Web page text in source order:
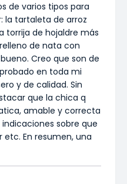
de varios tipos para
la tartaleta de arroz
torrija de hojaldre más
de nata con
Creo que son de
en toda mi
y de calidad. Sin
que la chica q
amable y correcta
sobre que
En resumen, una